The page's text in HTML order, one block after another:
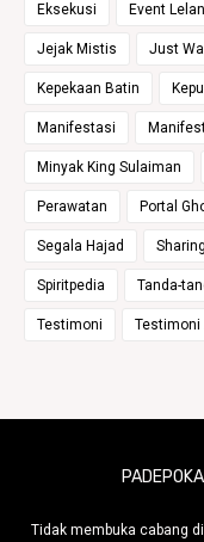
Eksekusi Event
Jejak Mistis Just
Kepekaan Batin
Manifestasi
Minyak King Sulaiman
Perawatan Portal
Segala Hajad
Spiritpedia Tanda-
Testimoni Testimoni
Tidak membuka cabang